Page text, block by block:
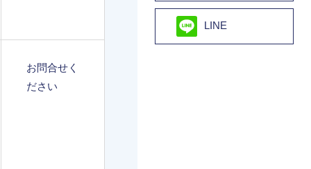
お問合せく
ださい
LINE